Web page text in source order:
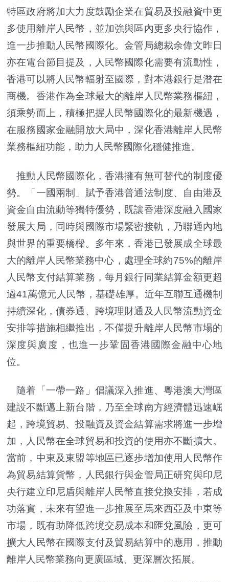
特區政府將加大力度鼓勵企業在貿易及投融資中更
多使用離岸人民幣，並加強與區內更多央行協作，
進一步推動人民幣國際化。金管局總裁余偉文昨日
亦在電台節目提及，人民幣國際化需要有流動性，
香港可以將人民幣輻射至國際，對本港銀行是潛在
商機。香港作為全球最大的離岸人民幣業務樞紐，
須乘勢而上，積極把握人民幣國際化的最新機遇，
在服務國家金融開放大局中，深化香港離岸人民幣
業務樞紐功能，助力人民幣國際化穩健推進。
推動人民幣國際化，香港擁有無可替代的制度優
勢。「一國兩制」賦予香港普通法制度、自由港及
資金自由流動等獨特優勢，既讓香港深度融入國家
發展大局，同時與國際市場緊密接軌，乃聯通內地
與世界的重要橋樑。多年來，香港已發展成全球最
大的離岸人民幣業務中心，處理全球約75%的離岸
人民幣支付結算業務，每月銀行同業結算金額更超
過41萬億元人民幣，基礎雄厚。近年互聯互通機制
持續深化，債券通、跨境理財通及人民幣流動資金
安排等措施相繼推出，不僅提升離岸人民幣市場的
深度與廣度，也進一步鞏固香港國際金融中心地
位。
隨着「一帶一路」倡議深入推進、粵港澳大灣區
建設不斷邁上新台階，乃至全球南方經濟體迅速崛
起，跨境貿易、投融資及資金結算需求將進一步增
加，人民幣在全球貿易和投資的使用亦不斷擴大。
當前，中東及東盟等地區已逐步增加使用人民幣作
為貿易結算貨幣，人民銀行與金管局正研究與印尼
央行建立印尼盾與離岸人民幣直接兌換安排，若成
功落實，未來有望進一步推展至馬來西亞及中東等
市場，既有助降低跨境交易成本和匯兌風險，更可
擴大人民幣在國際支付及貿易結算中的應用，推動
離岸人民幣業務向更廣區域、更深層次拓展。